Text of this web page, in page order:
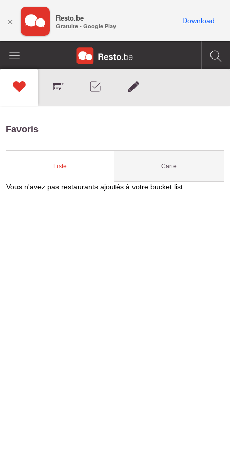
Favoris
Liste Carte
Vous n'avez pas restaurants ajoutés à votre bucket list.
× Resto.be
Gratuite - Google Play
Download